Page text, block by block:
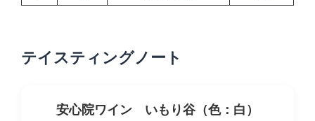
テイスティングノート
安心院ワイン いもり谷（色：白）